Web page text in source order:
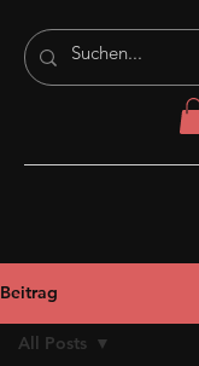
Beitrag
All Posts